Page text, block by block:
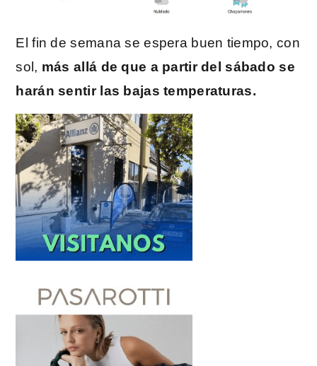
El fin de semana se espera buen tiempo, con
sol, más allá de que a partir del sábado se
harán sentir las bajas temperaturas.